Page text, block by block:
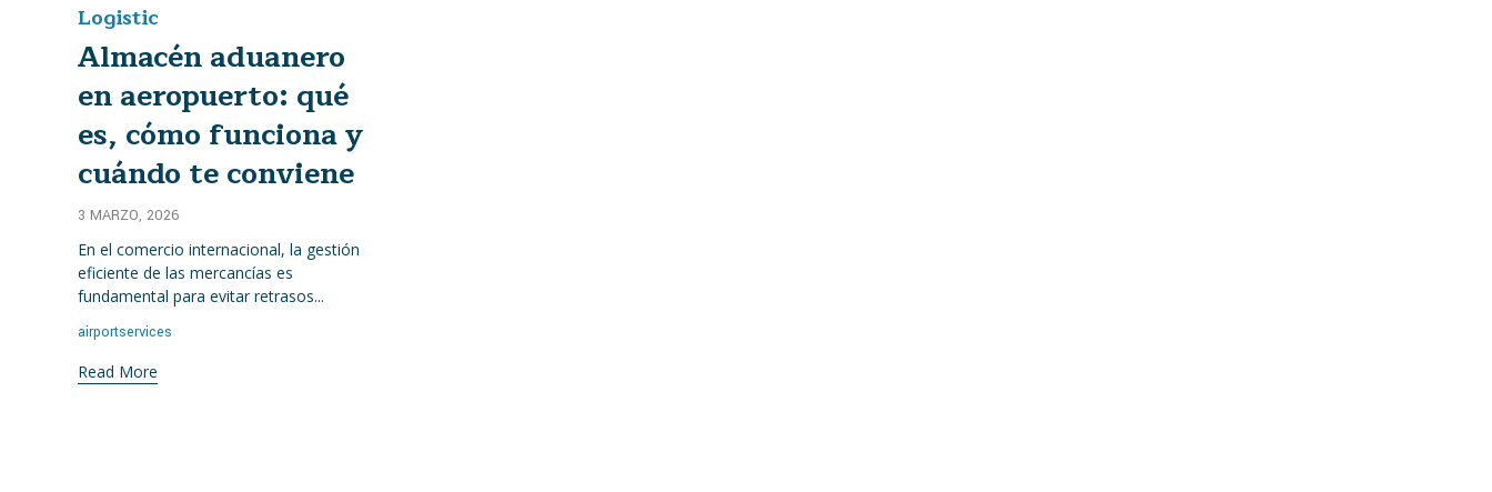
Category
Logistic
Almacén aduanero
en aeropuerto: qué
es, cómo funciona y
cuándo te conviene
3 MARZO, 2026
En el comercio internacional, la gestión
eficiente de las mercancías es
fundamental para evitar retrasos...
Tags
airportservices
Read More